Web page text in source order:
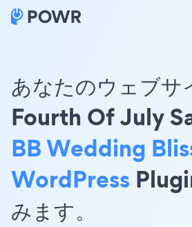
あなたのウェブサ
Fourth Of July
BB Wedding
WordPress
みます。